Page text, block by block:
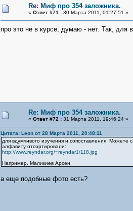
Re: Миф про 354 заложника.
« Ответ #71 :30 Марта 2011, 01:27:51 »
про это не в курсе, думаю - нет. Так, для
Re: Миф про 354 заложника.
« Ответ #72 :31 Марта 2011, 19:46:24 »
Цитата: Leon от 28 Марта 2011, 20:48:11
для вдумчивого изучения и сопоставления. Можете
алфавиту отсортировали:
http://www.reyndar.org/~reyndar1/118.jpg
Например, Маликиев Арсен
а еще подобные фото есть?